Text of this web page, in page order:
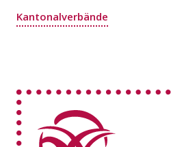
Kantonalverbände